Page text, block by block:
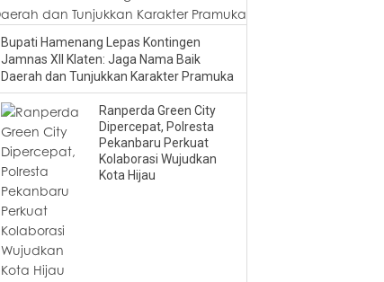
Bupati Hamenang Lepas Kontingen
Jamnas XII Klaten: Jaga Nama Baik
Daerah dan Tunjukkan Karakter Pramuka
Ranperda Green City
Dipercepat, Polresta
Pekanbaru Perkuat
Kolaborasi Wujudkan
Kota Hijau